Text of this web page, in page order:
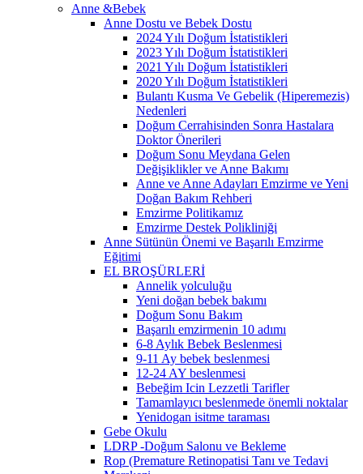
Anne &Bebek
Anne Dostu ve Bebek Dostu
2024 Yılı Doğum İstatistikleri
2023 Yılı Doğum İstatistikleri
2021 Yılı Doğum İstatistikleri
2020 Yılı Doğum İstatistikleri
Bulantı Kusma Ve Gebelik (Hiperemezis)
Nedenleri
Doğum Cerrahisinden Sonra Hastalara
Doktor Önerileri
Doğum Sonu Meydana Gelen
Değişiklikler ve Anne Bakımı
Anne ve Anne Adayları Emzirme ve Yeni
Doğan Bakım Rehberi
Emzirme Politikamız
Emzirme Destek Polikliniği
Anne Sütünün Önemi ve Başarılı Emzirme
Eğitimi
EL BROŞÜRLERİ
Annelik yolculuğu
Yeni doğan bebek bakımı
Doğum Sonu Bakım
Başarılı emzirmenin 10 adımı
6-8 Aylık Bebek Beslenmesi
9-11 Ay bebek beslenmesi
12-24 AY beslenmesi
Bebeğim Icin Lezzetli Tarifler
Tamamlayıcı beslenmede önemli noktalar
Yenidogan isitme taraması
Gebe Okulu
LDRP -Doğum Salonu ve Bekleme
Rop (Premature Retinopatisi Tanı ve Tedavi